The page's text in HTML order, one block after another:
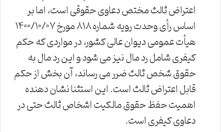
اعتراض ثالث مختص دعاوی حقوقی است، اما بر
اساس رأی وحدت رویه شماره ۸۱۸ مورخ ۱۴۰۰/۱۰/۰۷
هیأت عمومی دیوان عالی کشور، در مواردی که حکم
کیفری شامل رد مال نیز می شود و این رد مال به
حقوق شخص ثالث ضرر می رساند، آن بخش از حکم
قابل اعتراض ثالث است. این استثنا نشان دهنده
اهمیت حفظ حقوق مالکیت اشخاص ثالث حتی در
دعاوی کیفری است.